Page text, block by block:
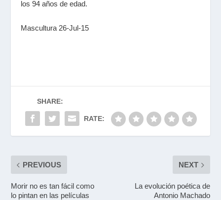
los 94 años de edad.
Mascultura 26-Jul-15
SHARE:
RATE:
PREVIOUS
Morir no es tan fácil como
lo pintan en las películas
NEXT
La evolución poética de
Antonio Machado